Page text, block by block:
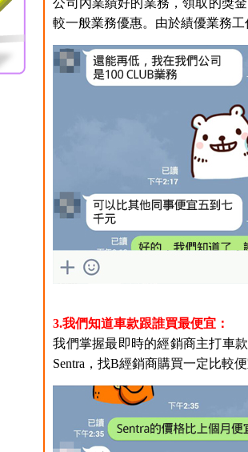
公司內業績好的業務，領取的獎
較一般業務優惠。由於績優業務
3.我們知道車款跟誰買最便宜：
我們掌握最即時的經銷商主打車
Sentra，找B經銷商購買一定比較